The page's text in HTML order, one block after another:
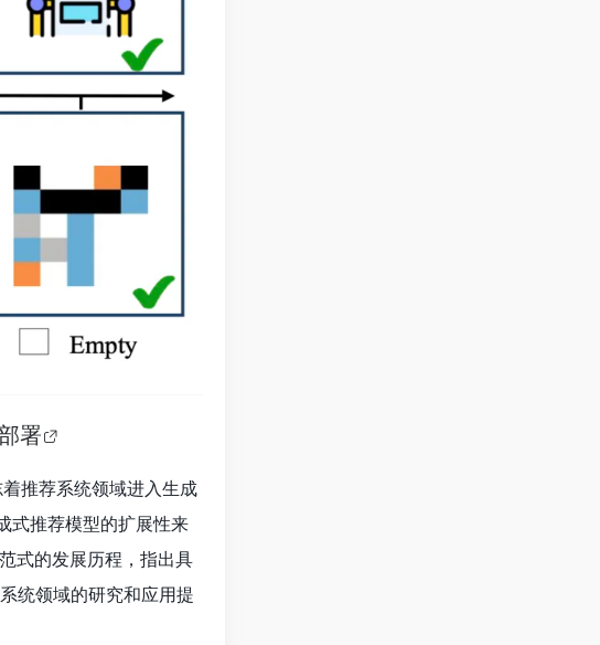
署
着推荐系统领域进入生成
式推荐模型的扩展性来
式的发展历程，指出具
统领域的研究和应用提